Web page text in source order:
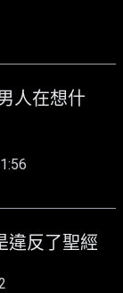
人在想什
違反了聖經